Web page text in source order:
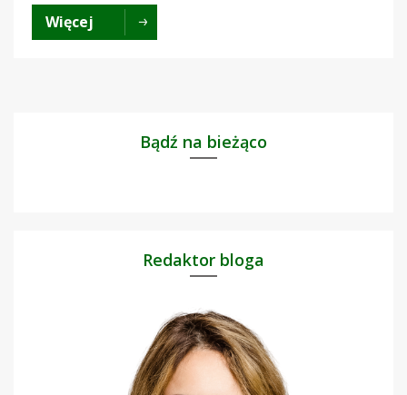
Więcej
Bądź na bieżąco
Redaktor bloga